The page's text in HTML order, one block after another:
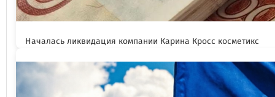
Началась ликвидация компании Карина Кросс косметикс